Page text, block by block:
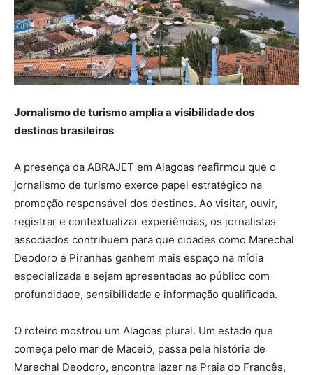
Jornalismo de turismo amplia a visibilidade dos
destinos brasileiros
A presença da ABRAJET em Alagoas reafirmou que o
jornalismo de turismo exerce papel estratégico na
promoção responsável dos destinos. Ao visitar, ouvir,
registrar e contextualizar experiências, os jornalistas
associados contribuem para que cidades como Marechal
Deodoro e Piranhas ganhem mais espaço na mídia
especializada e sejam apresentadas ao público com
profundidade, sensibilidade e informação qualificada.
O roteiro mostrou um Alagoas plural. Um estado que
começa pelo mar de Maceió, passa pela história de
Marechal Deodoro, encontra lazer na Praia do Francês,